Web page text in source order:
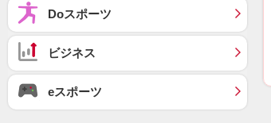
Doスポーツ
ビジネス
eスポーツ